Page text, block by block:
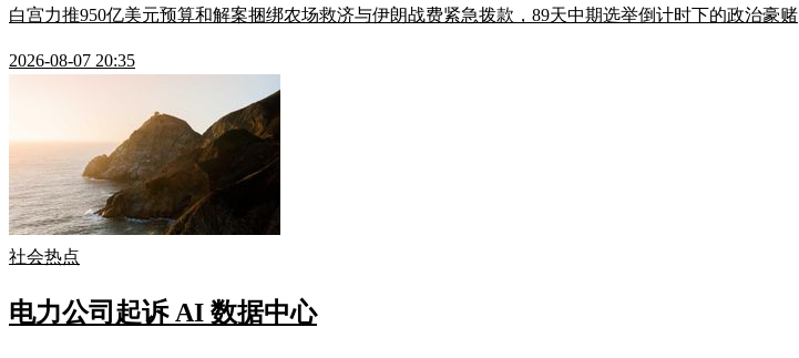
白宫力推950亿美元预算和解案捆绑农场救济与伊朗战费紧急拨款，89天中期选举倒计时下的政治豪赌
2026-08-07 20:35
社会热点
电力公司起诉 AI 数据中心